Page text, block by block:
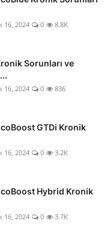
16, 2024 0 8.8K
Sorunları ve
16, 2024 0 836
GTDi Kronik
16, 2024 0 3.2K
Hybrid Kronik
16, 2024 0 3.7K